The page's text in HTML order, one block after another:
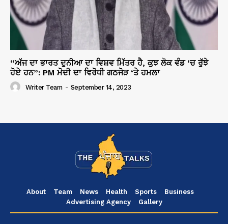
“ਅੱਜ ਦਾ ਭਾਰਤ ਦੁਨੀਆ ਦਾ ਵਿਸ਼ਵ ਮਿੱਤਰ ਹੈ, ਕੁਝ ਲੋਕ ਵੰਡ ‘ਚ ਰੁੱਝੇ
ਹੋਏ ਹਨ”: PM ਮੋਦੀ ਦਾ ਵਿਰੋਧੀ ਗਠਜੋੜ ‘ਤੇ ਹਮਲਾ
Writer Team - September 14, 2023
About Team News Health Sports
Business
Advertising Agency
Gallery